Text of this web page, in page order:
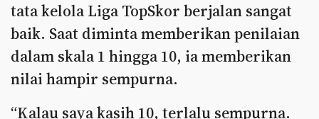
tata kelola Liga TopSkor berjalan sangat
baik. Saat diminta memberikan penilaian
dalam skala 1 hingga 10, ia memberikan
nilai hampir sempurna.
“Kalau saya kasih 10, terlalu sempurna.